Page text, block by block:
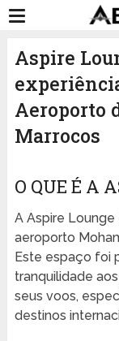
Aspire
Aeroporto
Marrocos
O QUE É A
A Aspire
aeroporto
Este espaço foi
tranquilidade
seus voos,
destinos